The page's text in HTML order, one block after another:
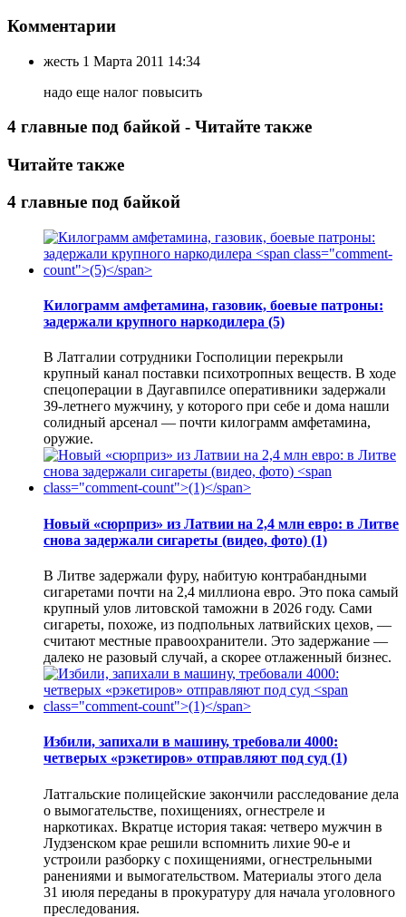
Комментарии
жесть 1 Марта 2011 14:34
надо еще налог повысить
4 главные под байкой - Читайте также
Читайте также
4 главные под байкой
Килограмм амфетамина, газовик, боевые патроны:
задержали крупного наркодилера (5)
В Латгалии сотрудники Госполиции перекрыли
крупный канал поставки психотропных веществ. В ходе
спецоперации в Даугавпилсе оперативники задержали
39-летнего мужчину, у которого при себе и дома нашли
солидный арсенал — почти килограмм амфетамина,
оружие.
Новый «сюрприз» из Латвии на 2,4 млн евро: в Литве
снова задержали сигареты (видео, фото) (1)
В Литве задержали фуру, набитую контрабандными
сигаретами почти на 2,4 миллиона евро. Это пока самый
крупный улов литовской таможни в 2026 году. Сами
сигареты, похоже, из подпольных латвийских цехов, —
считают местные правоохранители. Это задержание —
далеко не разовый случай, а скорее отлаженный бизнес.
Избили, запихали в машину, требовали 4000:
четверых «рэкетиров» отправляют под суд (1)
Латгальские полицейские закончили расследование дела
о вымогательстве, похищениях, огнестреле и
наркотиках. Вкратце история такая: четверо мужчин в
Лудзенском крае решили вспомнить лихие 90-е и
устроили разборку с похищениями, огнестрельными
ранениями и вымогательством. Материалы этого дела
31 июля переданы в прокуратуру для начала уголовного
преследования.